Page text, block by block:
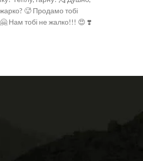
🥵 Продамо тобі
Нам тобі не жалко!!! 😍 ❣️